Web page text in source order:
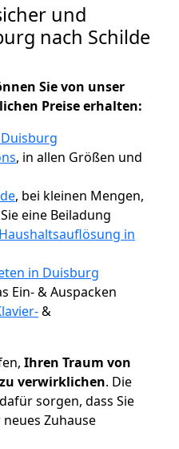
und
nach Schilde
Sie von unser
Preise erhalten:
, in allen Größen und
, bei kleinen Mengen,
eine Beiladung
Haushaltsauflösung in
in Duisburg
Ein- & Auspacken
&
Ihren Traum von
verwirklichen. Die
sorgen, dass Sie
Zuhause